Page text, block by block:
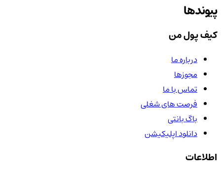
پیوندها
کیف پول من
درباره ما
مجوزها
تماس با ما
فرصت های شغلی
باگ بانتی
دانلود اپلیکیشن
اطلاعات